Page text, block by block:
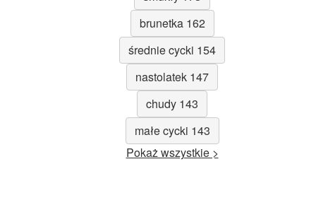
brunetka 162
średnie cycki 154
nastolatek 147
chudy 143
małe cycki 143
Pokaż wszystkie >